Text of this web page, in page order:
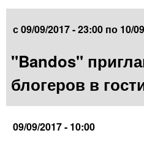
с09/09/2017 - 23:00 по 10/
"Bandos"
блогеров в
09/09/2017 - 10:00